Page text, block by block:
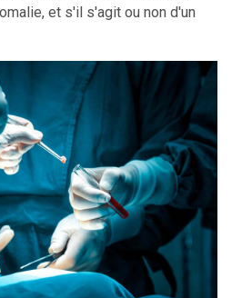
et s'il s'agit ou non d'un